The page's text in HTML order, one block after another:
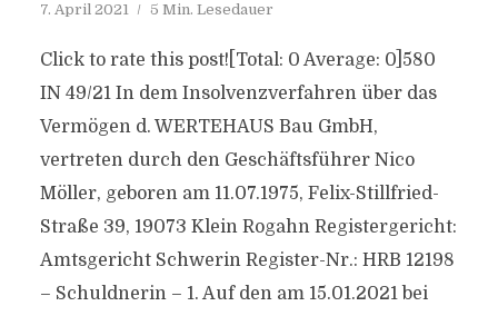
7. April 2021 5 Min. Lesedauer
Click to rate this post![Total: 0 Average: 0]580
IN 49/21 In dem Insolvenzverfahren über das
Vermögen d. WERTEHAUS Bau GmbH,
vertreten durch den Geschäftsführer Nico
Möller, geboren am 11.07.1975, Felix-Stillfried-
Straße 39, 19073 Klein Rogahn Registergericht:
Amtsgericht Schwerin Register-Nr.: HRB 12198
– Schuldnerin – 1. Auf den am 15.01.2021 bei